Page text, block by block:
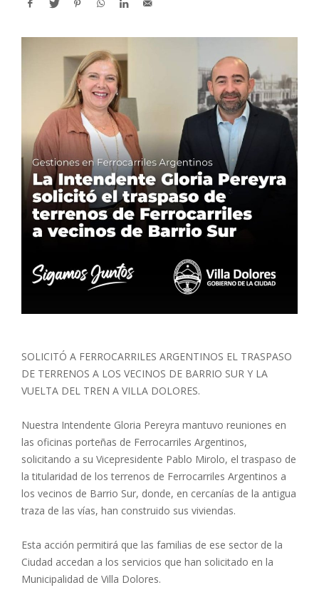
SOLICITÓ A FERROCARRILES ARGENTINOS EL TRASPASO
DE TERRENOS A LOS VECINOS DE BARRIO SUR Y LA
VUELTA DEL TREN A VILLA DOLORES.
Nuestra Intendente Gloria Pereyra mantuvo reuniones en
las oficinas porteñas de Ferrocarriles Argentinos,
solicitando a su Vicepresidente Pablo Mirolo, el traspaso de
la titularidad de los terrenos de Ferrocarriles Argentinos a
los vecinos de Barrio Sur, donde, en cercanías de la antigua
traza de las vías, han construido sus viviendas.
Esta acción permitirá que las familias de ese sector de la
Ciudad accedan a los servicios que han solicitado en la
Municipalidad de Villa Dolores.